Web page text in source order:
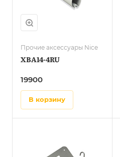
Прочие аксессуары Nice
XBA14-4RU
19900
в корзину